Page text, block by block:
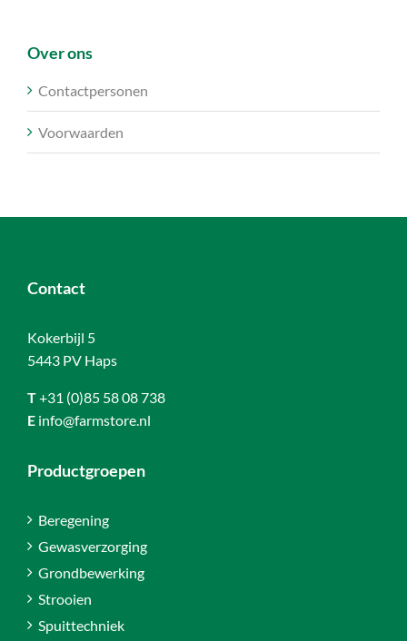
Over ons
Contactpersonen
Voorwaarden
Contact
Kokerbijl 5
5443 PV Haps
T+31 (0)85 58 08 738
E info@farmstore.nl
Productgroepen
Beregening
Gewasverzorging
Grondbewerking
Strooien
Spuittechniek